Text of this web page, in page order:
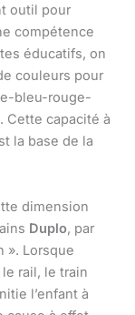
outil pour
compétence
éducatifs, on
couleurs pour
bleu-rouge-
capacité à
la base de la
dimension
Duplo, par
». Lorsque
rail, le train
l’enfant à